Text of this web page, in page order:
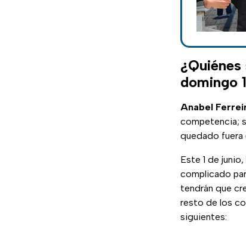
domingo
Anabel
competencia;
quedado fuera
Este 1 de junio,
complicado
tendrán que
resto de los
siguientes: